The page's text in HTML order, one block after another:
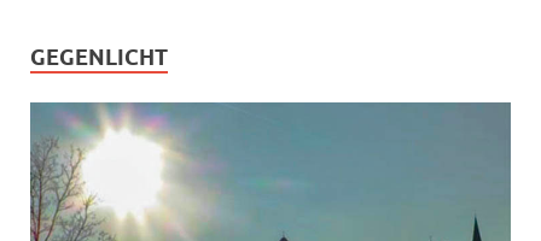
GEGENLICHT